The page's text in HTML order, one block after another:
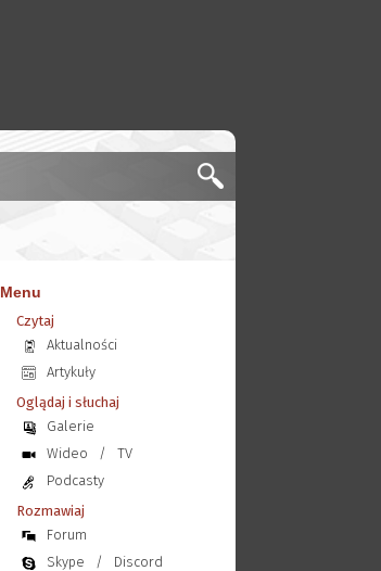
Menu
Czytaj
Aktualności
Artykuły
Oglądaj i słuchaj
Galerie
Wideo
/
TV
Podcasty
Rozmawiaj
Forum
Skype
/
Discord